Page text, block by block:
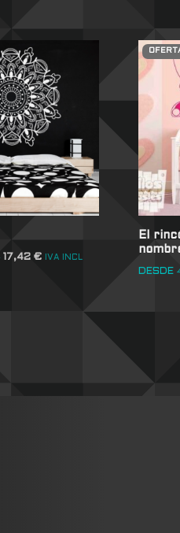
17,42€ IVA INCL
El
DESDE